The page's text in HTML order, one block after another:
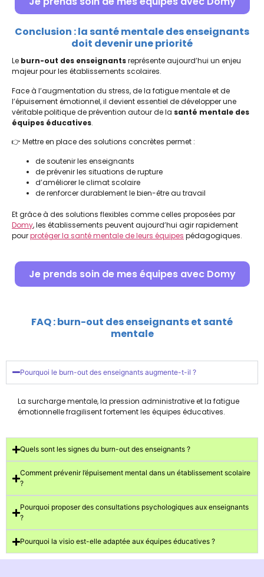
Conclusion : la santé mentale des enseignants
doit devenir une priorité
Le burn-out des enseignantsreprésente aujourd’hui un enjeu
majeur pour les établissements scolaires.
Face à l’augmentation du stress, de la fatigue mentale et de
l’épuisement émotionnel, il devient essentiel de développer une
véritable politique de prévention autour de la santé mentale des
équipes éducatives.
👉 Mettre en place des solutions concrètes permet :
de soutenir les enseignants
de prévenir les situations de rupture
d’améliorer le climat scolaire
de renforcer durablement le bien-être au travail
Et grâce à des solutions flexibles comme celles proposées par
Domy, les établissements peuvent aujourd’hui agir rapidement
pourprotéger la santé mentale de leurs équipes pédagogiques.
Je prends soin de mes équipes avec Domy
FAQ : burn-out des enseignants et santé
mentale
Pourquoi le burn-out des enseignants augmente-t-il ?
La surcharge mentale, la pression administrative et la fatigue
émotionnelle fragilisent fortement les équipes éducatives.
Quels sont les signes du burn-out des enseignants ?
Comment prévenir l’épuisement mental dans un établissement scolaire
?
Pourquoi proposer des consultations psychologiques aux enseignants
?
Pourquoi la visio est-elle adaptée aux équipes éducatives ?